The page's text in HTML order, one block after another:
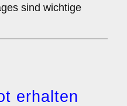
sind wichtige
erhalten